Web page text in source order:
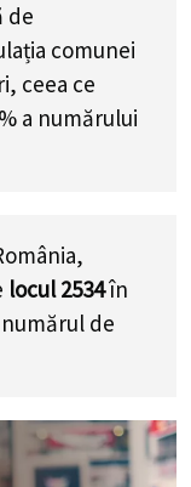
de
comunei
ceea ce
a numărului
locul 2534în
de